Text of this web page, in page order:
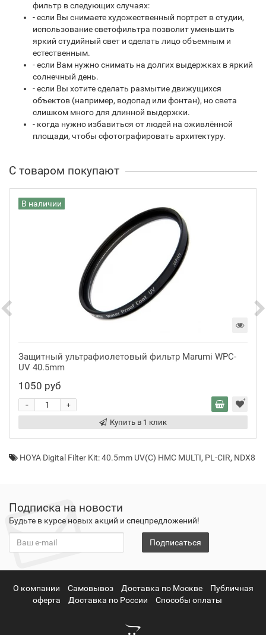
фильтр в следующих случаях:
- если Вы снимаете художественный портрет в студии,
использование светофильтра позволит уменьшить
яркий студийный свет и сделать лицо объемным и
естественным.
- если Вам нужно снимать на долгих выдержках в яркий
солнечный день.
- если Вы хотите сделать размытие движущихся
объектов (например, водопад или фонтан), но света
слишком много для длинной выдержки.
- когда нужно избавиться от людей на оживлённой
площади, чтобы сфотографировать архитектуру.
С товаром покупают
В наличии
Защитный ультрафиолетовый фильтр Marumi WPC-
UV 40.5mm
1050 руб
+
-
Купить в 1 клик
HOYA Digital Filter Kit: 40.5mm UV(C) HMC MULTI, PL-CIR, NDX8
Подписка на новости
Будьте в курсе новых акций и спецпредложений!
Подписаться
О компании Самовывоз Доставка по Москве
Публичная
оферта
Доставка по России Способы оплаты